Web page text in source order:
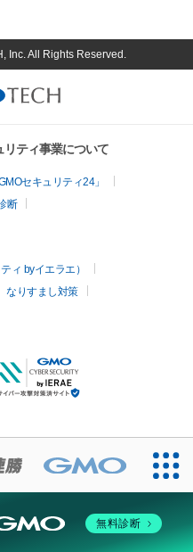
Inc. All Rights Reserved.
ティ事業について
セキュリティ24」
断
ィ byイエラエ）
なりすまし対策
無料診断